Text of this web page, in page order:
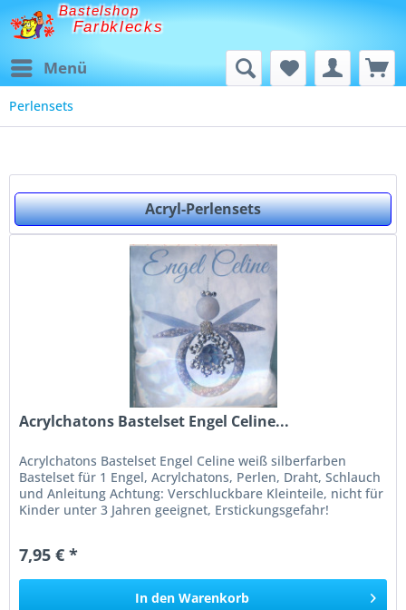
Bastelshop
Farbklecks
Menü
Perlensets
Acryl-Perlensets
Acrylchatons Bastelset Engel Celine...
Acrylchatons Bastelset Engel Celine weiß silberfarben
Bastelset für 1 Engel, Acrylchatons, Perlen, Draht, Schlauch
und Anleitung Achtung: Verschluckbare Kleinteile, nicht für
Kinder unter 3 Jahren geeignet, Erstickungsgefahr!
7,95 € *
In den Warenkorb